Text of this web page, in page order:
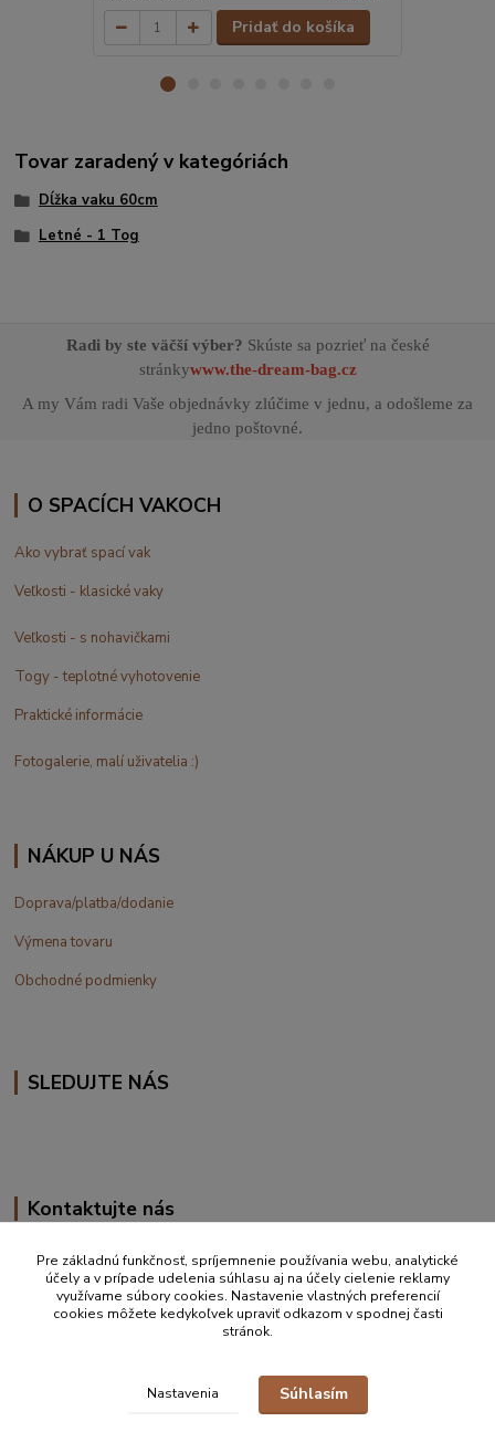
Pridať do košíka
Tovar zaradený v kategóriách
Dĺžka vaku 60cm
Letné - 1 Tog
Radi by ste väčší výber? Skúste sa pozrieť na české
stránkywww.the-dream-bag.cz
A my Vám radi Vaše objednávky zlúčime v jednu, a odošleme za
jedno poštovné.
O SPACÍCH VAKOCH
Ako vybrať spací vak
Veľkosti - klasické vaky
Veľkosti - s nohavičkami
Togy - teplotné vyhotovenie
Praktické informácie
Fotogalerie, malí uživatelia :)
NÁKUP U NÁS
Doprava/platba/dodanie
Výmena tovaru
Obchodné podmienky
SLEDUJTE NÁS
Kontaktujte nás
+420 777 610 855
info@vakynaspanie.sk
Pre základnú funkčnosť, spríjemnenie používania webu, analytické
účely a v prípade udelenia súhlasu aj na účely cielenie reklamy
využívame súbory cookies. Nastavenie vlastných preferencií
cookies môžete kedykoľvek upraviť odkazom v spodnej časti
stránok.
Nastavenia Súhlasím